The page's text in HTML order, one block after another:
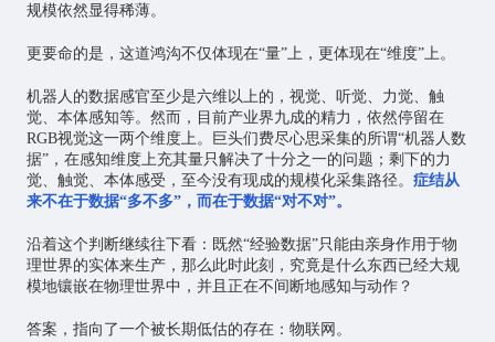
规模依然显得稀薄。
更要命的是，这道鸿沟不仅体现在“量”上，更体现在“维度”上。
机器人的数据感官至少是六维以上的，视觉、听觉、力觉、触
觉、本体感知等。然而，目前产业界九成的精力，依然停留在
RGB视觉这一两个维度上。巨头们费尽心思采集的所谓“机器人数
据”，在感知维度上充其量只解决了十分之一的问题；剩下的力
觉、触觉、本体感受，至今没有现成的规模化采集路径。 症结从
来不在于数据“多不多”，而在于数据“对不对”。
沿着这个判断继续往下看：既然“经验数据”只能由亲身作用于物
理世界的实体来生产，那么此时此刻，究竟是什么东西已经大规
模地镶嵌在物理世界中，并且正在不间断地感知与动作？
答案，指向了一个被长期低估的存在：物联网。